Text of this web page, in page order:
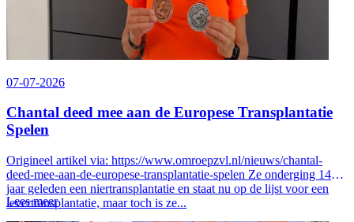
07-07-2026
Chantal deed mee aan de Europese Transplantatie
Spelen
Origineel artikel via: https://www.omroepzvl.nl/nieuws/chantal-
deed-mee-aan-de-europese-transplantatie-spelen Ze onderging 14
jaar geleden een niertransplantatie en staat nu op de lijst voor een
levertransplantatie, maar toch is ze...
Lees meer